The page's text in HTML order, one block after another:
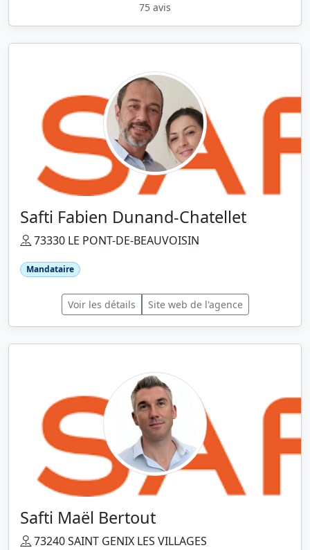
75 avis
Safti Fabien Dunand-Chatellet
73330 LE PONT-DE-BEAUVOISIN
Mandataire
Voir les détails Site web de l'agence
Safti Maël Bertout
73240 SAINT GENIX LES VILLAGES